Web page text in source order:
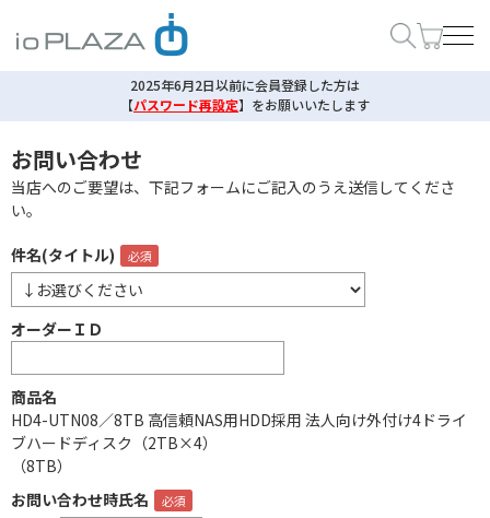
2025年6月2日以前に会員登録した方は
【パスワード再設定】 をお願いいたします
お問い合わせ
当店へのご要望は、下記フォームにご記入のうえ送信してくださ
い。
件名(タイトル)
オーダーＩＤ
商品名
HD4-UTN08／8TB 高信頼NAS用HDD採用 法人向け外付け4ドライ
ブハードディスク（2TB×4）
（8TB）
お問い合わせ時氏名